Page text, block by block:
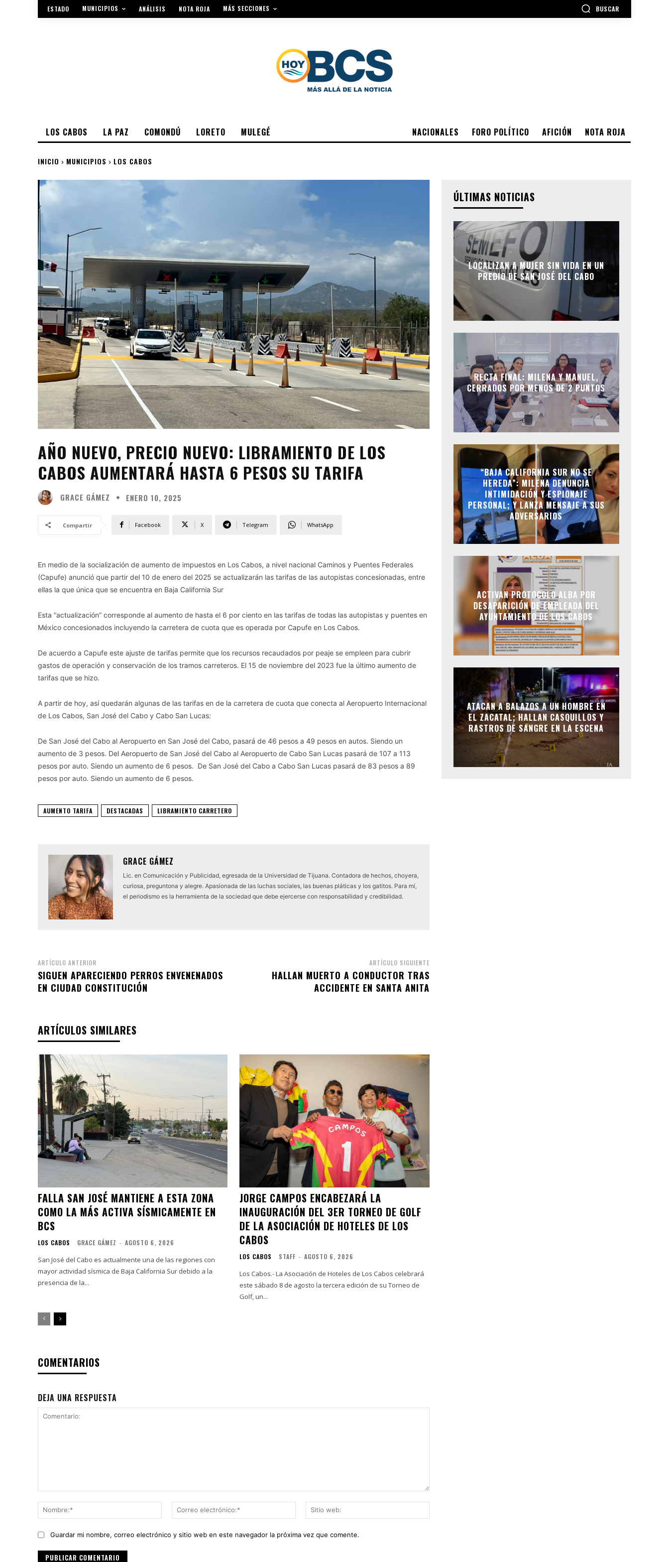
ESTADO MUNICIPIOS ANÁLISIS NOTA ROJA MÁS SECCIONES BUSCAR
NACIONALES FORO POLÍTICO AFICIÓN NOTA ROJA
LOS CABOS LA PAZ COMONDÚ LORETO MULEGÉ
INICIO MUNICIPIOS LOS CABOS
AÑO NUEVO, PRECIO NUEVO: LIBRAMIENTO DE LOS
CABOS AUMENTARÁ HASTA 6 PESOS SU TARIFA
GRACE GÁMEZ ENERO 10, 2025
Compartir Facebook X Telegram WhatsApp
En medio de la socialización de aumento de impuestos en Los Cabos, a nivel nacional Caminos y Puentes Federales
(Capufe) anunció que partir del 10 de enero del 2025 se actualizarán las tarifas de las autopistas concesionadas, entre
ellas la que única que se encuentra en Baja California Sur
Esta “actualización” corresponde al aumento de hasta el 6 por ciento en las tarifas de todas las autopistas y puentes en
México concesionados incluyendo la carretera de cuota que es operada por Capufe en Los Cabos.
De acuerdo a Capufe este ajuste de tarifas permite que los recursos recaudados por peaje se empleen para cubrir
gastos de operación y conservación de los tramos carreteros. El 15 de noviembre del 2023 fue la último aumento de
tarifas que se hizo.
A partir de hoy, así quedarán algunas de las tarifas en de la carretera de cuota que conecta al Aeropuerto Internacional
de Los Cabos, San José del Cabo y Cabo San Lucas:
De San José del Cabo al Aeropuerto en San José del Cabo, pasará de 46 pesos a 49 pesos en autos. Siendo un
aumento de 3 pesos. Del Aeropuerto de San José del Cabo al Aeropuerto de Cabo San Lucas pasará de 107 a 113
pesos por auto. Siendo un aumento de 6 pesos. De San José del Cabo a Cabo San Lucas pasará de 83 pesos a 89
pesos por auto. Siendo un aumento de 6 pesos.
AUMENTO TARIFA DESTACADAS LIBRAMIENTO CARRETERO
GRACE GÁMEZ
Lic. en Comunicación y Publicidad, egresada de la Universidad de Tijuana. Contadora de hechos, choyera,
curiosa, preguntona y alegre. Apasionada de las luchas sociales, las buenas pláticas y los gatitos. Para mí,
el periodismo es la herramienta de la sociedad que debe ejercerse con responsabilidad y credibilidad.
ARTÍCULO ANTERIOR
SIGUEN APARECIENDO PERROS ENVENENADOS
EN CIUDAD CONSTITUCIÓN
ARTÍCULO SIGUIENTE
HALLAN MUERTO A CONDUCTOR TRAS
ACCIDENTE EN SANTA ANITA
ARTÍCULOS SIMILARES
FALLA SAN JOSÉ MANTIENE A ESTA ZONA
COMO LA MÁS ACTIVA SÍSMICAMENTE EN
BCS
LOS CABOS GRACE GÁMEZ - AGOSTO 6, 2026
San José del Cabo es actualmente una de las regiones con
mayor actividad sísmica de Baja California Sur debido a la
presencia de la...
JORGE CAMPOS ENCABEZARÁ LA
INAUGURACIÓN DEL 3ER TORNEO DE GOLF
DE LA ASOCIACIÓN DE HOTELES DE LOS
CABOS
LOS CABOS STAFF - AGOSTO 6, 2026
Los Cabos.- La Asociación de Hoteles de Los Cabos celebrará
este sábado 8 de agosto la tercera edición de su Torneo de
Golf, un...
COMENTARIOS
DEJA UNA RESPUESTA
Nombre:*
Correo
electrónico:*
web:
Guardar mi nombre, correo electrónico y sitio web en este navegador la próxima vez que comente.
ÚLTIMAS NOTICIAS
LOCALIZAN A MUJER SIN VIDA EN UN
PREDIO DE SAN JOSÉ DEL CABO
RECTA FINAL: MILENA Y MANUEL,
CERRADOS POR MENOS DE 2 PUNTOS
“BAJA CALIFORNIA SUR NO SE
HEREDA”: MILENA DENUNCIA
INTIMIDACIÓN Y ESPIONAJE
PERSONAL; Y LANZA MENSAJE A SUS
ADVERSARIOS
ACTIVAN PROTOCOLO ALBA POR
DESAPARICIÓN DE EMPLEADA DEL
AYUNTAMIENTO DE LOS CABOS
ATACAN A BALAZOS A UN HOMBRE EN
EL ZACATAL; HALLAN CASQUILLOS Y
RASTROS DE SANGRE EN LA ESCENA